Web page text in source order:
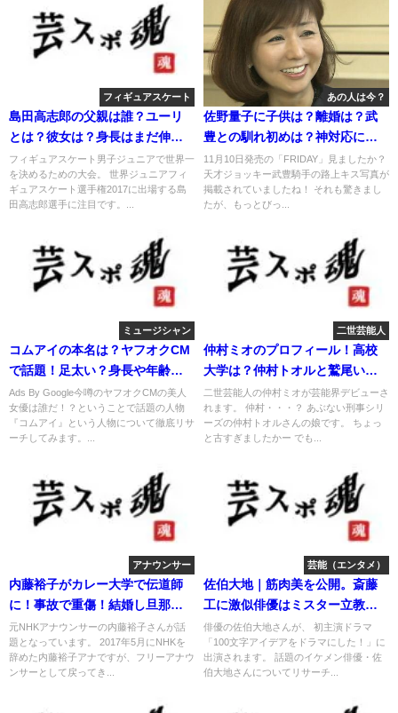
フィギュアスケート
島田高志郎の父親は誰？ユーリ
とは？彼女は？身長はまだ伸び
る！
フィギュアスケート男子ジュニアで世界一
を決めるための大会。 世界ジュニアフィ
ギュアスケート選手権2017に出場する島
田高志郎選手に注目です。...
あの人は今？
佐野量子に子供は？離婚は？武
豊との馴れ初めは？神対応に驚
く！
11月10日発売の「FRIDAY」見ましたか？
天才ジョッキー武豊騎手の路上キス写真が
掲載されていましたね！ それも驚きまし
たが、もっとびっ...
ミュージシャン
コムアイの本名は？ヤフオクCM
で話題！足太い？身長や年齢？
父親は誰？
Ads By Google今噂のヤフオクCMの美人
女優は誰だ！？ということで話題の人物
『コムアイ』という人物について徹底リサ
ーチしてみます。...
二世芸能人
仲村ミオのプロフィール！高校
大学は？仲村トオルと鷲尾いさ
子の娘！
二世芸能人の仲村ミオが芸能界デビューさ
れます。 仲村・・・？ あぶない刑事シリ
ーズの仲村トオルさんの娘です。 ちょっ
と古すぎましたかー でも...
アナウンサー
内藤裕子がカレー大学で伝道師
に！事故で重傷！結婚し旦那が
いた！
元NHKアナウンサーの内藤裕子さんが話
題となっています。 2017年5月にNHKを
辞めた内藤裕子アナですが、フリーアナウ
ンサーとして戻ってき...
芸能（エンタメ）
佐伯大地｜筋肉美を公開。斎藤
工に激似俳優はミスター立教準
GPだった！
俳優の佐伯大地さんが、 初主演ドラマ
「100文字アイデアをドラマにした！」に
出演されます。 話題のイケメン俳優・佐
伯大地さんについてリサーチ...